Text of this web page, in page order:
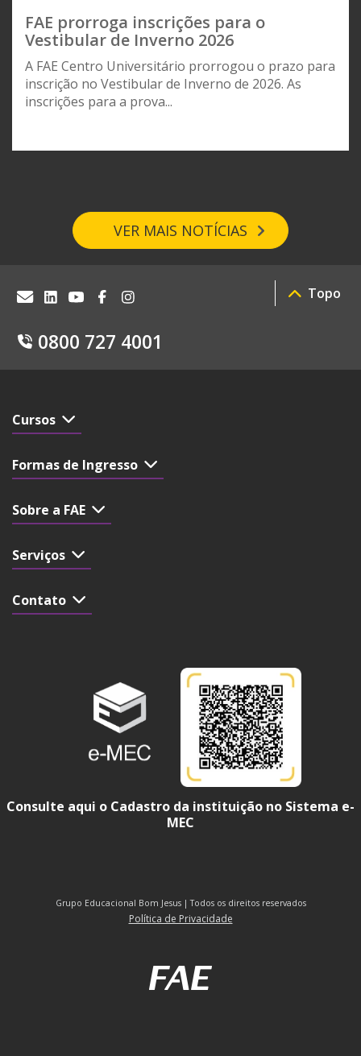
FAE prorroga inscrições para o
Vestibular de Inverno 2026
A FAE Centro Universitário prorrogou o prazo para
inscrição no Vestibular de Inverno de 2026. As
inscrições para a prova...
VER MAIS NOTÍCIAS
0800 727 4001
Topo
Cursos
Formas de Ingresso
Sobre a FAE
Serviços
Contato
Consulte aqui o Cadastro da instituição no Sistema e-
MEC
Grupo Educacional Bom Jesus | Todos os direitos reservados
Política de Privacidade